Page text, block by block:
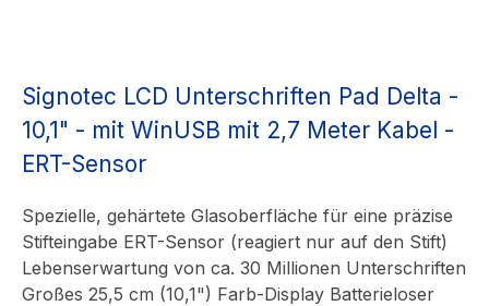
Signotec LCD Unterschriften Pad Delta -
10,1" - mit WinUSB mit 2,7 Meter Kabel -
ERT-Sensor
Spezielle, gehärtete Glasoberfläche für eine präzise
Stifteingabe ERT-Sensor (reagiert nur auf den Stift)
Lebenserwartung von ca. 30 Millionen Unterschriften
Großes 25,5 cm (10,1") Farb-Display Batterieloser